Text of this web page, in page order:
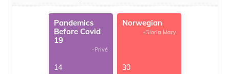
Pandemics
Before Covid
19
-Privé
14
Norwegian
-Gloria Mary
30